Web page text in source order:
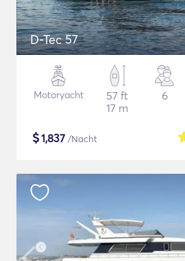
D-Tec 57
Motoryacht
57 ft
17 m
6
$1,837 /Nacht